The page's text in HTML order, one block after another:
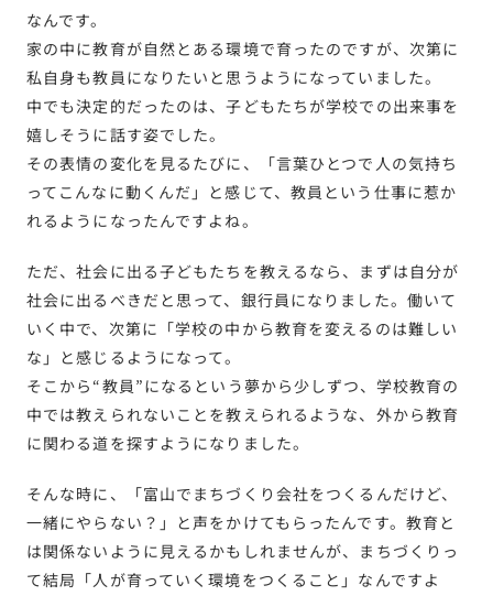
なんです。
家の中に教育が自然とある環境で育ったのですが、次第に
私自身も教員になりたいと思うようになっていました。
中でも決定的だったのは、子どもたちが学校での出来事を
嬉しそうに話す姿でした。
その表情の変化を見るたびに、「言葉ひとつで人の気持ち
ってこんなに動くんだ」と感じて、教員という仕事に惹か
れるようになったんですよね。
ただ、社会に出る子どもたちを教えるなら、まずは自分が
社会に出るべきだと思って、銀行員になりました。働いて
いく中で、次第に「学校の中から教育を変えるのは難しい
な」と感じるようになって。
そこから“教員”になるという夢から少しずつ、学校教育の
中では教えられないことを教えられるような、外から教育
に関わる道を探すようになりました。
そんな時に、「富山でまちづくり会社をつくるんだけど、
一緒にやらない？」と声をかけてもらったんです。教育と
は関係ないように見えるかもしれませんが、まちづくりっ
て結局「人が育っていく環境をつくること」なんですよ